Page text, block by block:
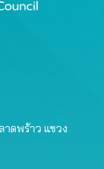
าดพร้าว แขวง